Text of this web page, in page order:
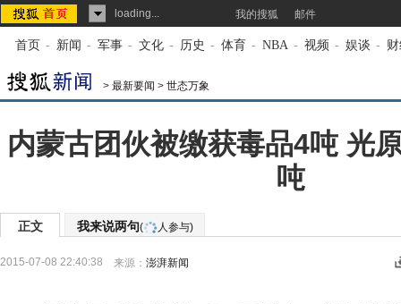
loading... 我的搜狐 邮件
首页 - 新闻 - 军事 - 文化 - 历史 - 体育 - NBA - 视频 - 娱谈 -
> 最新要闻 > 世态万象
内蒙古团伙被缴获毒品4吨 光
吨
正文 我来说两句( 人参与)
2015-07-08 22:40:38 来源： 澎湃新闻